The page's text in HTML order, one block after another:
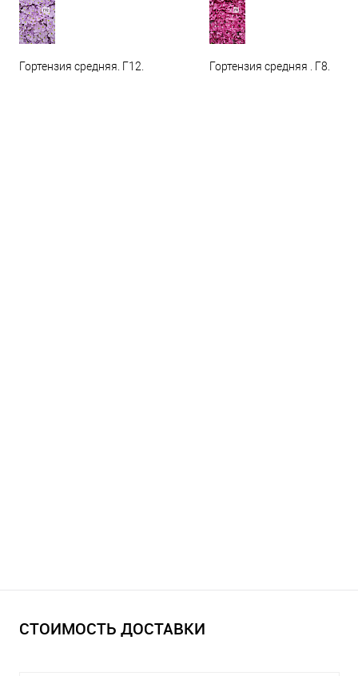
Гортензия средняя. Г12. Гортензия средняя . Г8.
СТОИМОСТЬ ДОСТАВКИ